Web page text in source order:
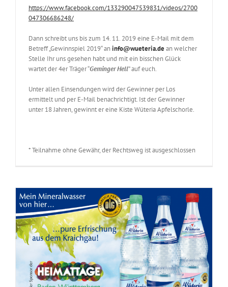
https://www.facebook.com/133290047539831/videos/2700
047306686248/
Dann schreibt uns bis zum 14. 11. 2019 eine E-Mail mit dem
Betreff „Gewinnspiel 2019“ aninfo@wueteria.dean welcher
Stelle Ihr uns gesehen habt und mit ein bisschen Glück
wartet der 4er Träger “Geminger Hell” auf euch.
Unter allen Einsendungen wird der Gewinner per Los
ermittelt und per E-Mail benachrichtigt. Ist der Gewinner
unter 18 Jahren, gewinnt er eine Kiste Wüteria Apfelschorle.
* Teilnahme ohne Gewähr, der Rechtsweg ist ausgeschlossen